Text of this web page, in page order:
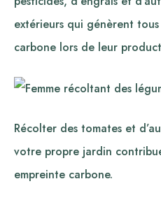
extérieurs qui génèrent tous
carbone lors de leur
Récolter des tomates et
votre propre jardin
empreinte carbone.